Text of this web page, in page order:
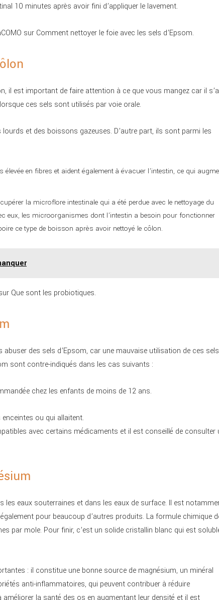
10 minutes après avoir fini d’appliquer le lavement.
sur Comment nettoyer le foie avec les sels d’Epsom.
il est important de faire attention à ce que vous mangez car il
ces sels sont utilisés par voie orale.
et des boissons gazeuses. D’autre part, ils sont parmi les
en fibres et aident également à évacuer l’intestin, ce qui
la microflore intestinale qui a été perdue avec le nettoyage du
eux, les microorganismes dont l’intestin a besoin pour fonctionner
ce type de boisson après avoir nettoyé le côlon.
Que sont les probiotiques.
des sels d’Epsom, car une mauvaise utilisation de ces sels
sont contre-indiqués dans les cas suivants :
chez les enfants de moins de 12 ans.
ou qui allaitent.
avec certains médicaments et il est conseillé de consulter
les eaux souterraines et dans les eaux de surface. Il est
pour beaucoup d’autres produits. La formule chimique
par mole. Pour finir, c’est un solide cristallin blanc qui est
: il constitue une bonne source de magnésium, un minéral
anti-inflammatoires, qui peuvent contribuer à réduire
la santé des os en augmentant leur densité et il est